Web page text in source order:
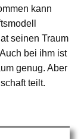
kann
seinen Traum
bei ihm ist
genug. Aber
teilt.